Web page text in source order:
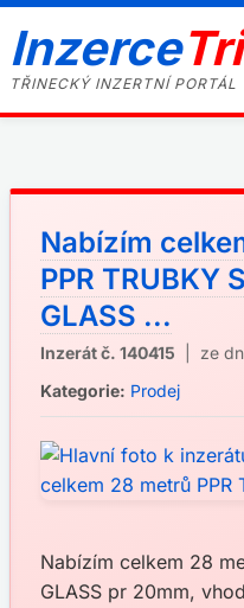
Inzerce
TŘINECKÝ INZERTNÍ PORTÁL
Nabízím
PPR TRUBKY
GLASS ...
Inzerát č. 140415 | ze
Kategorie: Prodej
Nabízím celkem 28
GLASS pr 20mm,